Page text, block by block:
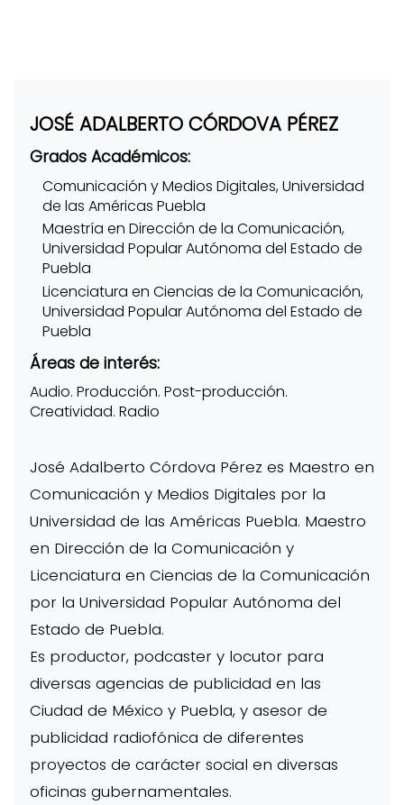
JOSÉ ADALBERTO CÓRDOVA PÉREZ
Grados Académicos:
Comunicación y Medios Digitales, Universidad
de las Américas Puebla
Maestría en Dirección de la Comunicación,
Universidad Popular Autónoma del Estado de
Puebla
Licenciatura en Ciencias de la Comunicación,
Universidad Popular Autónoma del Estado de
Puebla
Áreas de interés:
Audio. Producción. Post-producción.
Creatividad. Radio
José Adalberto Córdova Pérez es Maestro en
Comunicación y Medios Digitales por la
Universidad de las Américas Puebla. Maestro
en Dirección de la Comunicación y
Licenciatura en Ciencias de la Comunicación
por la Universidad Popular Autónoma del
Estado de Puebla.
Es productor, podcaster y locutor para
diversas agencias de publicidad en las
Ciudad de México y Puebla, y asesor de
publicidad radiofónica de diferentes
proyectos de carácter social en diversas
oficinas gubernamentales.